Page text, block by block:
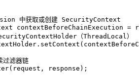
中获取或创建 SecurityContext
contextBeforeChainExecution =
（ThreadLocal）
滤器链
response);